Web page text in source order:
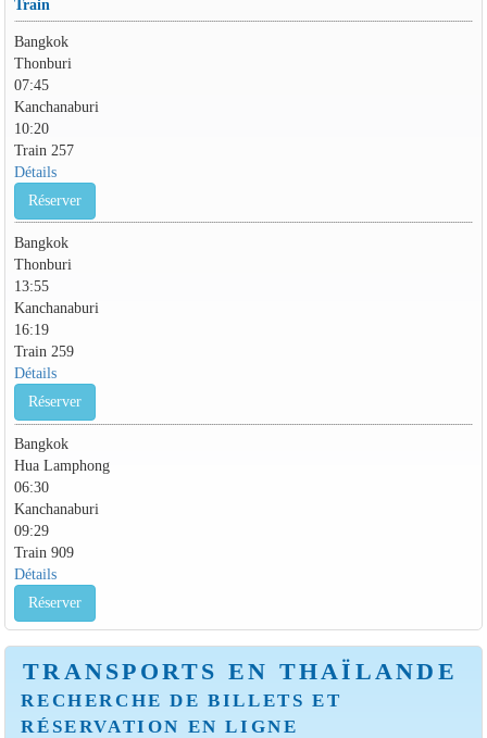
Train
Bangkok
Thonburi
07:45
Kanchanaburi
10:20
Train 257
Détails
Réserver
Bangkok
Thonburi
13:55
Kanchanaburi
16:19
Train 259
Détails
Réserver
Bangkok
Hua Lamphong
06:30
Kanchanaburi
09:29
Train 909
Détails
Réserver
TRANSPORTS EN THAÏLANDE
RECHERCHE DE BILLETS ET
RÉSERVATION EN LIGNE